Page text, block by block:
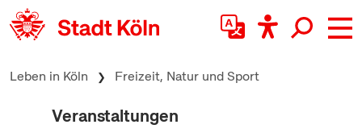
zum Inhalt springen
Leben in Köln Freizeit, Natur und Sport
Veranstaltungen